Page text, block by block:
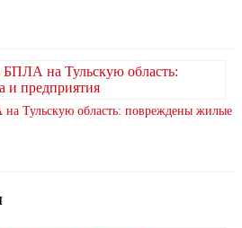
Тульскую область: повреждены жилые